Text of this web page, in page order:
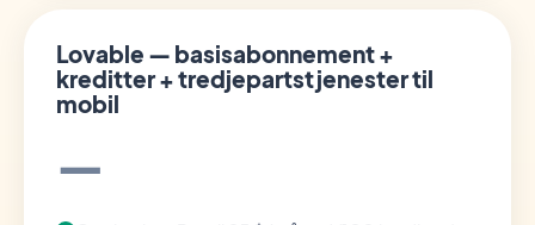
Lovable — basisabonnement +
kreditter + tredjepartstjenester til
mobil
—